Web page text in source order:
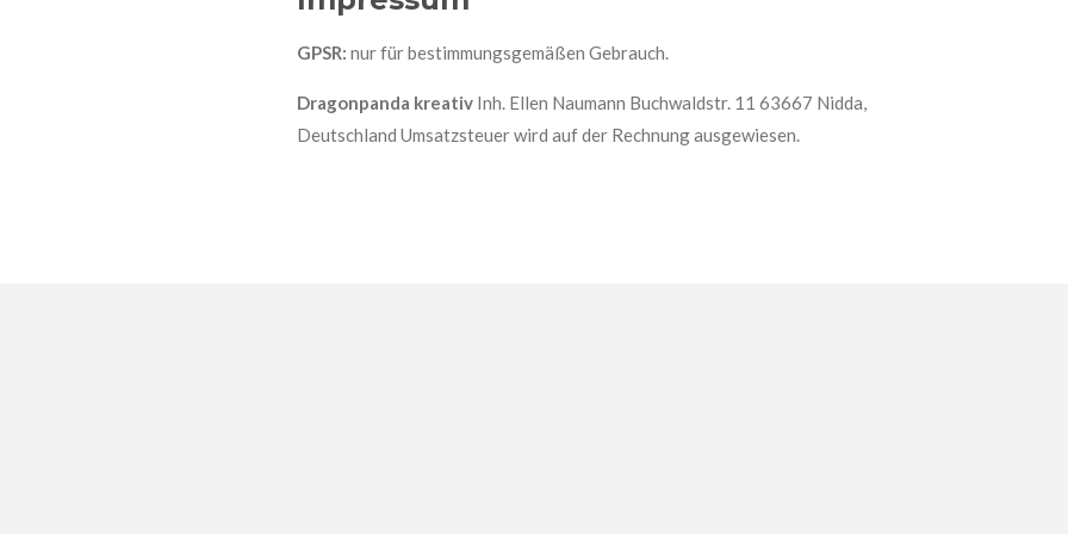
GPSR: nur für bestimmungsgemäßen Gebrauch.
Dragonpanda kreativ Inh. Ellen Naumann Buchwaldstr. 11 63667 Nidda,
Deutschland Umsatzsteuer wird auf der Rechnung ausgewiesen.